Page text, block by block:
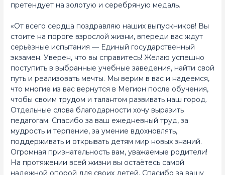
претендует на золотую и серебряную медаль.
«От всего сердца поздравляю наших выпускников! Вы
стоите на пороге взрослой жизни, впереди вас ждут
серьёзные испытания — Единый государственный
экзамен. Уверен, что вы справитесь! Желаю успешно
поступить в выбранные учебные заведения, найти свой
путь и реализовать мечты. Мы верим в вас и надеемся,
что многие из вас вернутся в Мегион после обучения,
чтобы своим трудом и талантом развивать наш город.
Отдельные слова благодарности хочу выразить
педагогам. Спасибо за ваш ежедневный труд, за
мудрость и терпение, за умение вдохновлять,
поддерживать и открывать детям мир новых знаний.
Огромная признательность вам, уважаемые родители!
На протяжении всей жизни вы остаётесь самой
надежной опорой для своих детей. Спасибо за вашу